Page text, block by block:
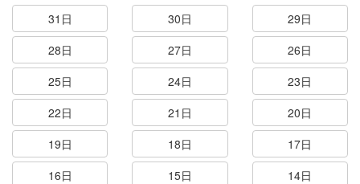
31日 30日
29日
28日
27日
26日
25日
24日
23日
22日
21日
20日
19日
18日
17日
16日
15日
14日